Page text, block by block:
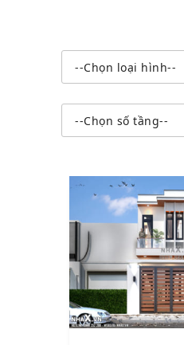
--Chọn loại hình--
--Chọn số tầng--